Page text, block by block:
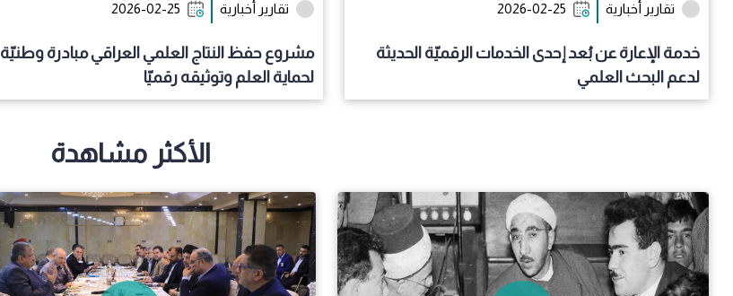
تقارير أخبارية 2026-02-25
خدمة الإعارة عن بُعد إحدى الخدمات الرقميّة الحديثة
لدعم البحث العلمي
تقارير أخبارية 2026-02-25
مشروع حفظ النتاج العلمي العراقي مبادرة وطنيّة
لحماية العلم وتوثيقه رقميّا
الأكثر مشاهدة